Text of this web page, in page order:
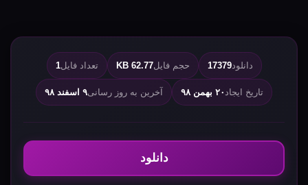
دانلود17379 حجم فایل62.77 KB تعداد فایل1
تاریخ ایجاد۲۰ بهمن ۹۸ آخرین به روز رسانی۹ اسفند ۹۸
دانلود